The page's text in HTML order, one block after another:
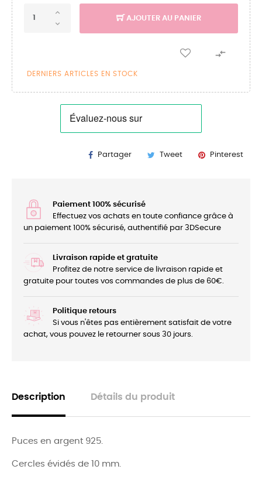
AJOUTER AU PANIER

DERNIERS ARTICLES EN STOCK
Partager Tweet Pinterest
Paiement 100% sécurisé
Effectuez vos achats en toute confiance grâce à
un paiement 100% sécurisé, authentifié par 3DSecure
Livraison rapide et gratuite
Profitez de notre service de livraison rapide et
gratuite pour toutes vos commandes de plus de 60€.
Politique retours
Si vous n'êtes pas entièrement satisfait de votre
achat, vous pouvez le retourner sous 30 jours.
Description Détails du produit
Puces en argent 925.
Cercles évidés de 10 mm.